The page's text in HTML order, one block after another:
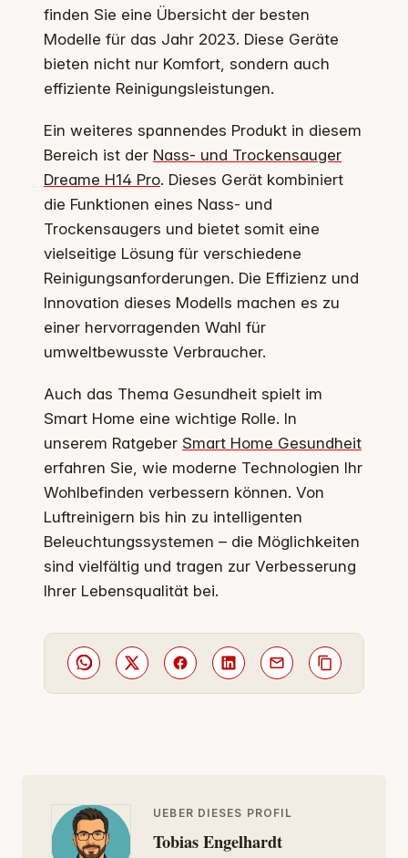
finden Sie eine Übersicht der besten
Modelle für das Jahr 2023. Diese Geräte
bieten nicht nur Komfort, sondern auch
effiziente Reinigungsleistungen.
Ein weiteres spannendes Produkt in diesem
Bereich ist der Nass- und Trockensauger
Dreame H14 Pro. Dieses Gerät kombiniert
die Funktionen eines Nass- und
Trockensaugers und bietet somit eine
vielseitige Lösung für verschiedene
Reinigungsanforderungen. Die Effizienz und
Innovation dieses Modells machen es zu
einer hervorragenden Wahl für
umweltbewusste Verbraucher.
Auch das Thema Gesundheit spielt im
Smart Home eine wichtige Rolle. In
unserem Ratgeber Smart Home Gesundheit
erfahren Sie, wie moderne Technologien Ihr
Wohlbefinden verbessern können. Von
Luftreinigern bis hin zu intelligenten
Beleuchtungssystemen – die Möglichkeiten
sind vielfältig und tragen zur Verbesserung
Ihrer Lebensqualität bei.
UEBER DIESES PROFIL
Tobias Engelhardt